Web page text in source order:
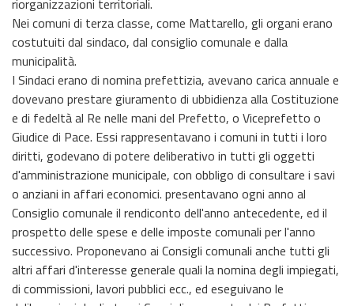
riorganizzazioni territoriali.
Nei comuni di terza classe, come Mattarello, gli organi erano
costutuiti dal sindaco, dal consiglio comunale e dalla
municipalità.
I Sindaci erano di nomina prefettizia, avevano carica annuale e
dovevano prestare giuramento di ubbidienza alla Costituzione
e di fedeltà al Re nelle mani del Prefetto, o Viceprefetto o
Giudice di Pace. Essi rappresentavano i comuni in tutti i loro
diritti, godevano di potere deliberativo in tutti gli oggetti
d'amministrazione municipale, con obbligo di consultare i savi
o anziani in affari economici. presentavano ogni anno al
Consiglio comunale il rendiconto dell'anno antecedente, ed il
prospetto delle spese e delle imposte comunali per l'anno
successivo. Proponevano ai Consigli comunali anche tutti gli
altri affari d'interesse generale quali la nomina degli impiegati,
di commissioni, lavori pubblici ecc., ed eseguivano le